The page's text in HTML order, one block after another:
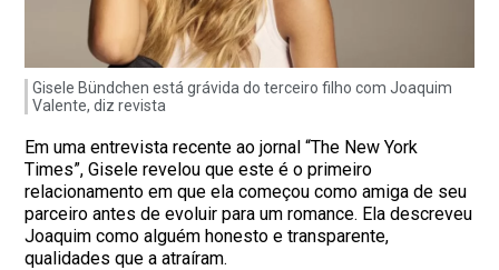
Gisele Bündchen está grávida do terceiro filho com Joaquim
Valente, diz revista
Em uma entrevista recente ao jornal “The New York
Times”, Gisele revelou que este é o primeiro
relacionamento em que ela começou como amiga de seu
parceiro antes de evoluir para um romance. Ela descreveu
Joaquim como alguém honesto e transparente,
qualidades que a atraíram.